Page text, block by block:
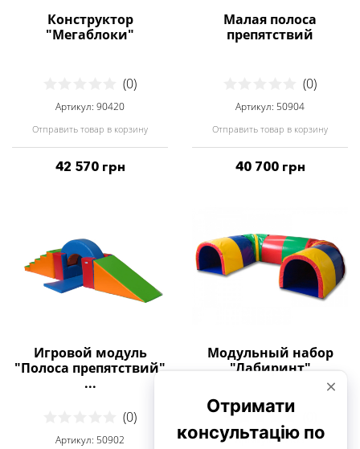
Конструктор
"Мегаблоки"
(0)
Артикул: 90420
Отправить товар в корзину
42 570 грн
Малая полоса
препятствий
(0)
Артикул: 50904
Отправить товар в корзину
40 700 грн
Игровой модуль
"Полоса препятствий"
...
(0)
Артикул: 50902
Модульный набор
"Лабиринт"
Артикул: 50903